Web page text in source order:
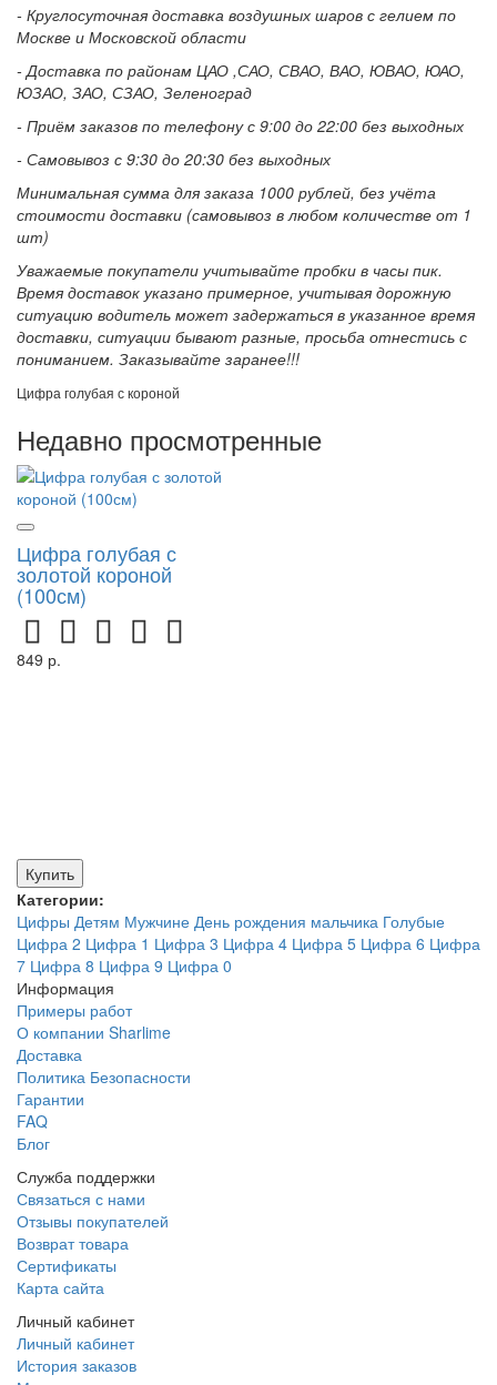
- Круглосуточная доставка воздушных шаров с гелием по
Москве и Московской области
- Доставка по районам ЦАО ,САО, СВАО, ВАО, ЮВАО, ЮАО,
ЮЗАО, ЗАО, СЗАО, Зеленоград
- Приём заказов по телефону с 9:00 до 22:00 без выходных
- Самовывоз с 9:30 до 20:30 без выходных
Минимальная сумма для заказа 1000 рублей, без учёта
стоимости доставки (самовывоз в любом количестве от 1
шт)
Уважаемые покупатели учитывайте пробки в часы пик.
Время доставок указано примерное, учитывая дорожную
ситуацию водитель может задержаться в указанное время
доставки, ситуации бывают разные, просьба отнестись с
пониманием. Заказывайте заранее!!!
Цифра голубая с короной
Недавно просмотренные
Цифра голубая с
золотой короной
(100см)
849 р.
Купить
Категории:
Цифры Детям Мужчине День рождения мальчика Голубые
Цифра 2 Цифра 1 Цифра 3 Цифра 4 Цифра 5 Цифра 6 Цифра
7 Цифра 8 Цифра 9 Цифра 0
Информация
Примеры работ
О компании Sharlime
Доставка
Политика Безопасности
Гарантии
FAQ
Блог
Служба поддержки
Связаться с нами
Отзывы покупателей
Возврат товара
Сертификаты
Карта сайта
Личный кабинет
Личный кабинет
История заказов